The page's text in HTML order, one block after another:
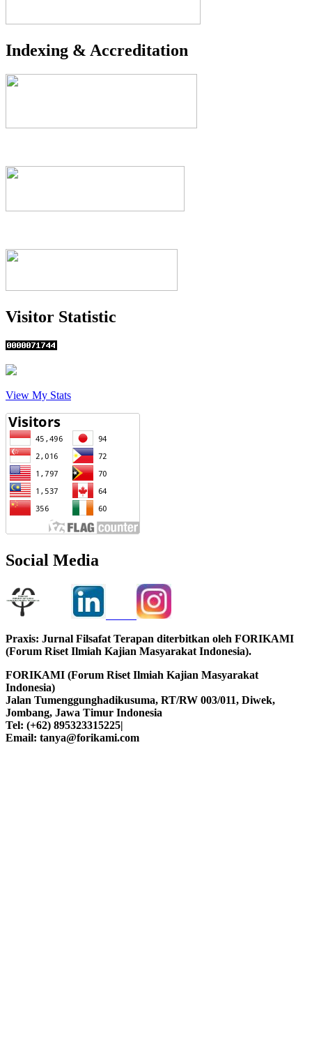
Indexing & Accreditation
Visitor Statistic
View My Stats
Social Media
Praxis: Jurnal Filsafat Terapan diterbitkan oleh FORIKAMI
(Forum Riset Ilmiah Kajian Masyarakat Indonesia).
FORIKAMI (Forum Riset Ilmiah Kajian Masyarakat
Indonesia)
Jalan Tumenggunghadikusuma, RT/RW 003/011, Diwek,
Jombang, Jawa Timur Indonesia
Tel: (+62) 895323315225|
Email: tanya@forikami.com